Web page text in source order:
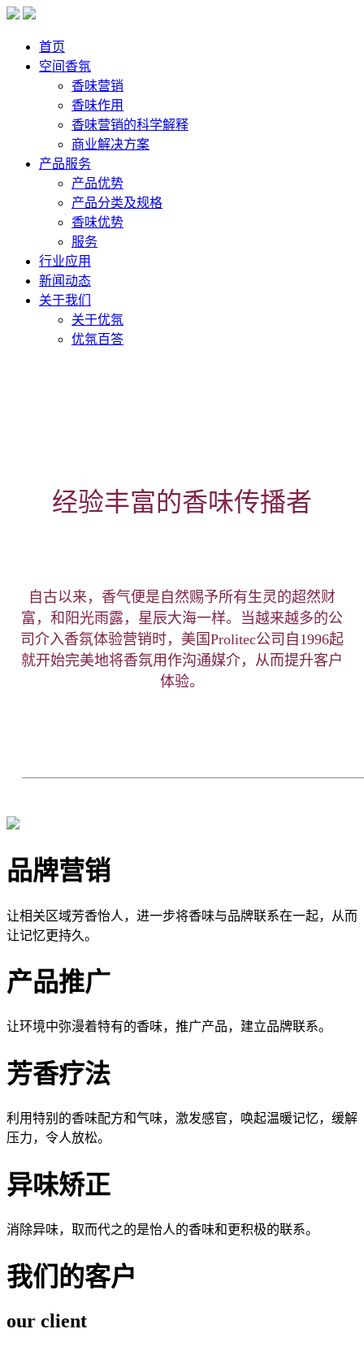
首页
空间香氛
香味营销
香味作用
香味营销的科学解释
商业解决方案
产品服务
产品优势
产品分类及规格
香味优势
服务
行业应用
新闻动态
关于我们
关于优氛
优氛百答
经验丰富的香味传播者
自古以来，香气便是自然赐予所有生灵的超然财
富，和阳光雨露，星辰大海一样。当越来越多的公
司介入香氛体验营销时，美国Prolitec公司自1996起
就开始完美地将香氛用作沟通媒介，从而提升客户
体验。
品牌营销
让相关区域芳香怡人，进一步将香味与品牌联系在一起，从而
让记忆更持久。
产品推广
让环境中弥漫着特有的香味，推广产品，建立品牌联系。
芳香疗法
利用特别的香味配方和气味，激发感官，唤起温暖记忆，缓解
压力，令人放松。
异味矫正
消除异味，取而代之的是怡人的香味和更积极的联系。
我们的客户
our client